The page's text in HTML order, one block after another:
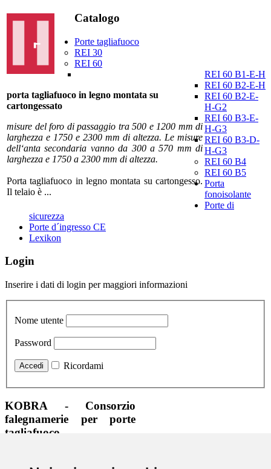
porta tagliafuoco in legno montata su
cartongessato
misure del foro di passaggio tra 500 e 1200 mm di
larghezza e 1750 e 2300 mm di altezza. Le misure
dell‘anta secondaria vanno da 300 a 570 mm di
larghezza e 1750 a 2300 mm di altezza.
Porta tagliafuoco in legno montata su cartongesso.
Il telaio è ...
Catalogo
Porte tagliafuoco
REI 30
REI 60
REI 60 B1-E-H
REI 60 B2-E-H
REI 60 B2-E-
H-G2
REI 60 B3-E-
H-G3
REI 60 B3-D-
H-G3
REI 60 B4
REI 60 B5
Porta
fonoisolante
Porte di
sicurezza
Porte d´ingresso CE
Lexikon
Login
Inserire i dati di login per maggiori informazioni
Nome utente
Password
Ricordami
KOBRA - Consorzio
falegnamerie per porte
tagliafuoco